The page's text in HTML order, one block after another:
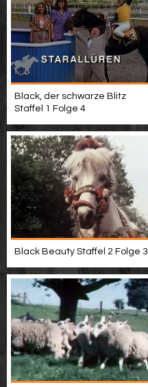
Black, der schwarze Blitz
Staffel 1 Folge 4
Black Beauty Staffel 2 Folge 3